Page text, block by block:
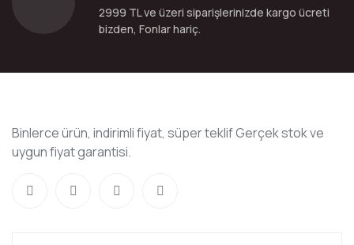
2999 TL ve üzeri siparişlerinizde kargo ücreti
bizden, Fonlar hariç.
Binlerce ürün, indirimli fiyat, süper teklif Gerçek stok ve
uygun fiyat garantisi.